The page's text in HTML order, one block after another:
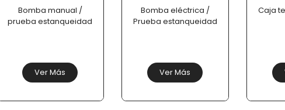
Bomba manual /
prueba estanqueidad
Ver Más
Bomba eléctrica /
Prueba estanqueidad
Ver Más
Caja